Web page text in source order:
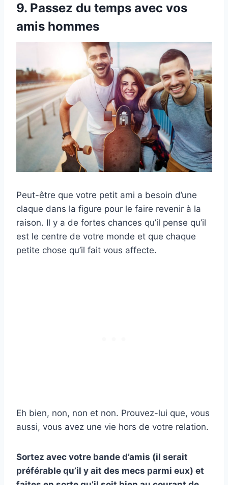
9. Passez du temps avec vos
amis hommes
Peut-être que votre petit ami a besoin d’une
claque dans la figure pour le faire revenir à la
raison. Il y a de fortes chances qu’il pense qu’il
est le centre de votre monde et que chaque
petite chose qu’il fait vous affecte.
Eh bien, non, non et non. Prouvez-lui que, vous
aussi, vous avez une vie hors de votre relation.
Sortez avec votre bande d’amis (il serait
préférable qu’il y ait des mecs parmi eux) et